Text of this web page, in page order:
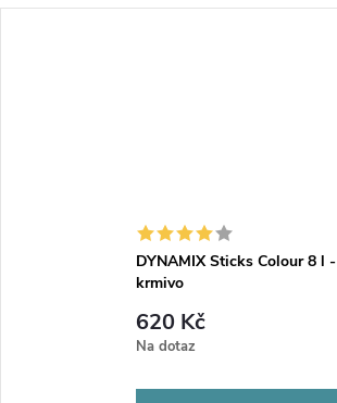
DYNAMIX Sticks Colour 8 l -
krmivo
620 Kč
Na dotaz